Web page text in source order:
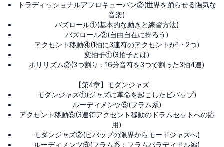
トラディッショナルアフロキューバン②(世界を踊らせる陽気な
音楽)
バズロール①(基本的な動きと練習方法)
バズロール②(自由自在に操ろう)
アクセント移動④(1拍に3連符のアクセントが1・2つ)
変拍子①(3拍子とは)
ポリリズム②(3つ割り：16分音符を3つで割った3拍4連)
【第4章】モダンジャズ
モダンジャズ①(ジャズに革命を起こしたビバップ)
ルーディメンツ⑤(フラム系)
アクセント移動⑤(3連符アクセント移動のドラムセットへの応
用)
モダンジャズ②(ビバップの限界からモードジャズへ)
ルーディメンツ⑥(フラム系：フラムパラディドル編)